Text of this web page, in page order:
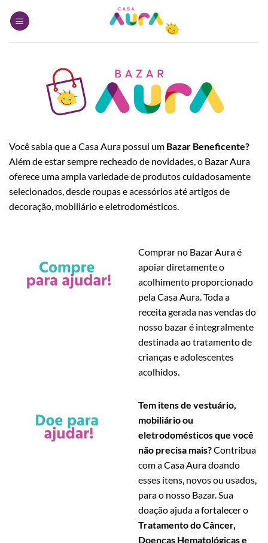
Você sabia que a Casa Aura possui um Bazar Beneficente?
Além de estar sempre recheado de novidades, o Bazar Aura
oferece uma ampla variedade de produtos cuidadosamente
selecionados, desde roupas e acessórios até artigos de
decoração, mobiliário e eletrodomésticos.
Comprar no Bazar Aura é
apoiar diretamente o
acolhimento proporcionado
pela Casa Aura. Toda a
receita gerada nas vendas do
nosso bazar é integralmente
destinada ao tratamento de
crianças e adolescentes
acolhidos.
Tem itens de vestuário,
mobiliário ou
eletrodomésticos que você
não precisa mais?Contribua
com a Casa Aura doando
esses itens, novos ou usados,
para o nosso Bazar. Sua
doação ajuda a fortalecer o
Tratamento do Câncer,
Doenças Hematológicas e